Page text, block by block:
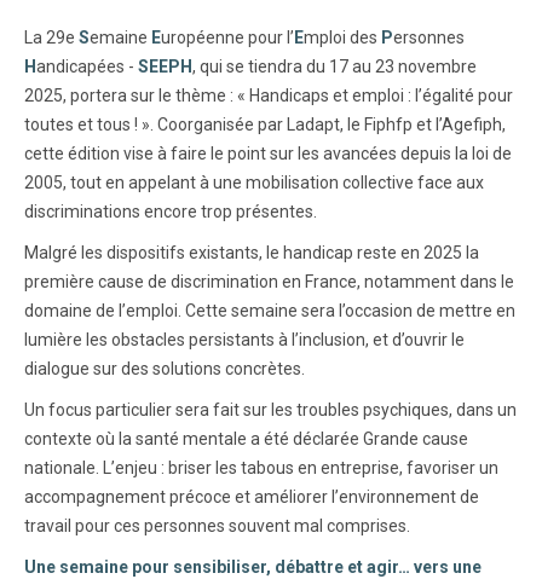
La 29e Semaine Européenne pour l’ Emploi des Personnes
Handicapées - SEEPH, qui se tiendra du 17 au 23 novembre
2025, portera sur le thème : « Handicaps et emploi : l’égalité pour
toutes et tous ! ». Coorganisée par Ladapt, le Fiphfp et l’Agefiph,
cette édition vise à faire le point sur les avancées depuis la loi de
2005, tout en appelant à une mobilisation collective face aux
discriminations encore trop présentes.
Malgré les dispositifs existants, le handicap reste en 2025 la
première cause de discrimination en France, notamment dans le
domaine de l’emploi. Cette semaine sera l’occasion de mettre en
lumière les obstacles persistants à l’inclusion, et d’ouvrir le
dialogue sur des solutions concrètes.
Un focus particulier sera fait sur les troubles psychiques, dans un
contexte où la santé mentale a été déclarée Grande cause
nationale. L’enjeu : briser les tabous en entreprise, favoriser un
accompagnement précoce et améliorer l’environnement de
travail pour ces personnes souvent mal comprises.
Une semaine pour sensibiliser, débattre et agir… vers une